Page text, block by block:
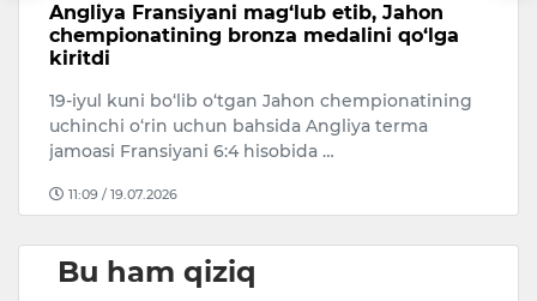
Angliya Fransiyani mag‘lub etib, Jahon
chempionatining bronza medalini qo‘lga
kiritdi
19-iyul kuni bo‘lib o‘tgan Jahon chempionatining
uchinchi o‘rin uchun bahsida Angliya terma
jamoasi Fransiyani 6:4 hisobida …
11:09 / 19.07.2026
Bu ham qiziq